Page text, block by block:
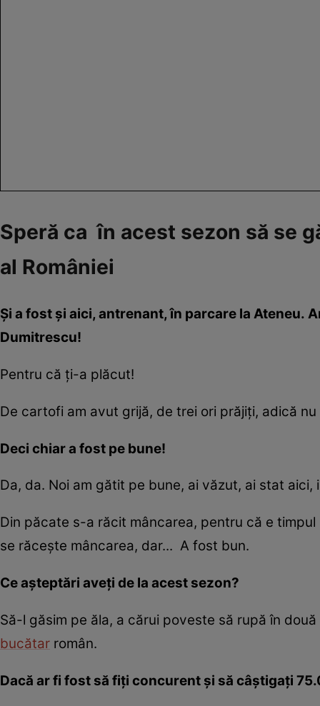
Speră ca în acest sezon să se
al României
Și a fost și aici, antrenant, în parcare la Ateneu.
Dumitrescu!
Pentru că ți-a plăcut!
De cartofi am avut grijă, de trei ori prăjiți, adică
Deci chiar a fost pe bune!
Da, da. Noi am gătit pe bune, ai văzut, ai stat
Din păcate s-a răcit mâncarea, pentru că e
se răcește mâncarea, dar... A fost bun.
Ce așteptări aveți de la acest sezon?
Să-l găsim pe ăla, a cărui poveste să rupă în
bucătar român.
Dacă arfi fost să fiți concurent și să câștigați